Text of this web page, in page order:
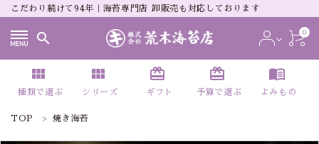
こだわり続けて94年｜海苔専門店 卸販売も対応しております
search 0
view_module
種類で選ぶ
view_module
シリーズ
card_giftcard
ギフト
card_giftcard
予算で選ぶ
menu_book
よみもの
TOP 焼き海苔